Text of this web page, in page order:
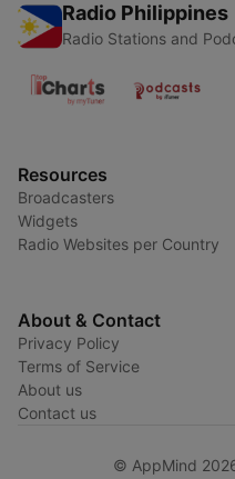
Radio Philippines
Radio Stations and
Resources
Broadcasters
Widgets
Radio Websites per Country
About & Contact
Privacy Policy
Terms of Service
About us
Contact us
© AppMind